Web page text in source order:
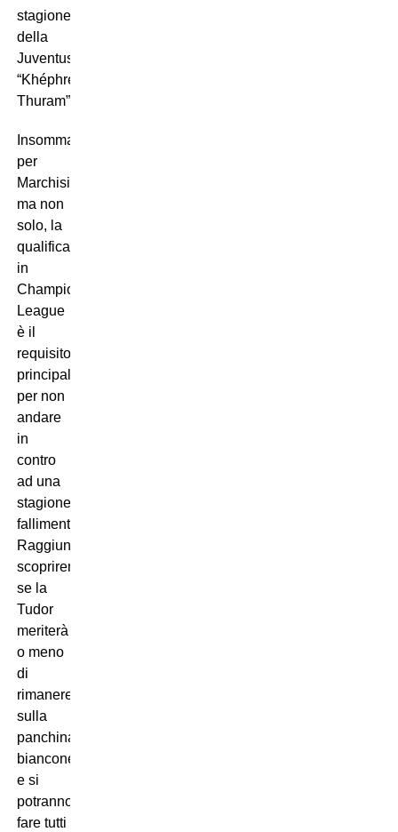
stagione
della
Juventus?
“Khéphren
Thuram”.
Insomma,
per
Marchisio,
ma non
solo, la
qualificazione
in
Champions
League
è il
requisito
principale
per non
andare
in
contro
ad una
stagione
fallimentare.
Raggiunta,
scopriremo
se la
Tudor
meriterà
o meno
di
rimanere
sulla
panchina
bianconera
e si
potranno
fare tutti